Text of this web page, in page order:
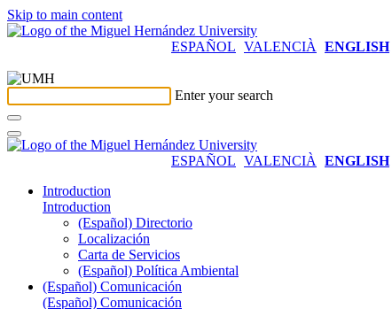
Skip to main content
ESPAÑOL VALENCIÀ ENGLISH
Enter your search
ESPAÑOL VALENCIÀ ENGLISH
Introduction
Introduction
(Español) Directorio
Localización
Carta de Servicios
(Español) Política Ambiental
(Español) Comunicación
(Español) Comunicación